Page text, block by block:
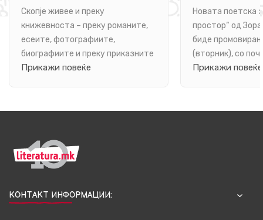
Скопје живее и преку
книжевноста – преку романите,
есеите, фотографиите,
биографиите и преку приказните
што ги чуваат неговите улици,
Прикажи повеќе
СВЕТОТ НА
АНЧЕВСКИ
Новата поетска
простор“ од
биде
(вторник), со
часот, во
Прикажи повеќе
КОНТАКТ ИНФОРМАЦИИ: